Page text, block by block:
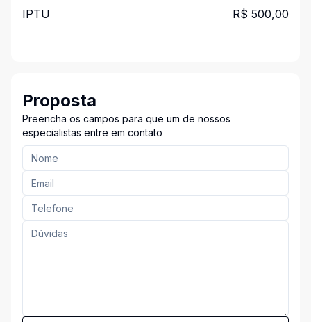
IPTU R$ 500,00
Proposta
Preencha os campos para que um de nossos
especialistas entre em contato